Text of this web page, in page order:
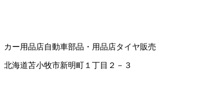
カー用品店自動車部品・用品店タイヤ販売
北海道苫小牧市新明町１丁目２－３